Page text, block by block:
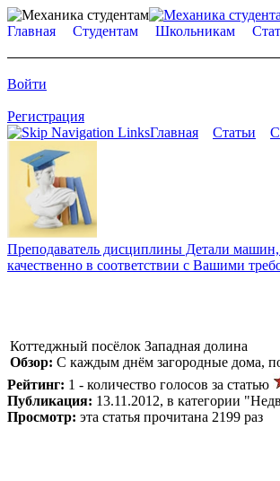
Главная Студентам Школьникам
Войти
Регистрация
Главная
Статьи
Преподаватель дисциплины Детали машин,
качественно в соответствии с Вашими
Коттеджный посёлок Западная долина
Обзор: С каждым днём загородные дома,
Рейтинг: 1 - количество голосов за статью
Публикация: 13.11.2012, в категории
Просмотр: эта статья прочитана 2199 раз